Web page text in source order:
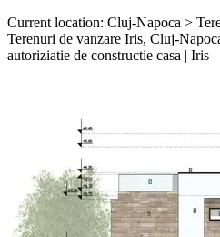
Current location: Cluj-Napoca >
Terenuri de vanzare Iris, Cluj-
autoriziatie de constructie casa | Iris